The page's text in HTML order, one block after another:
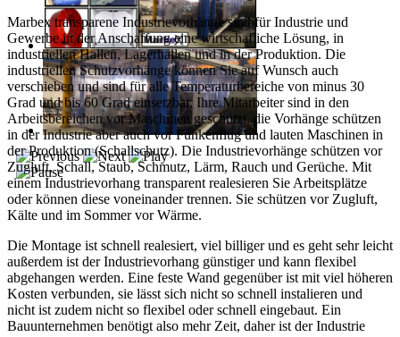
Marbex transparene Industrievorhänge sind für Industrie und
Gewerbe in der Anschaffung eine wirtschafliche Lösung, in
industriellen Hallen, Lagerhallen und in der Produktion. Die
industriellen Schutzvorhänge können Sie auf Wunsch auch
verschieben und sind für alle Temperaturbereiche von minus 30
Grad und bis 60 Grad einsetzbar. Ihre Mitarbeiter sind in den
Arbeitsbereichen vor Maschinen geschützt, die Vorhänge schützen
in der Industrie aber auch vor Funkenflug und lauten Maschinen in
der Produktion (Schallschutz). Die Industrievorhänge schützen vor
Zugluft, Schall, Staub, Schmutz, Lärm, Rauch und Gerüche. Mit
einem Industrievorhang transparent realesieren Sie Arbeitsplätze
oder können diese voneinander trennen. Sie schützen vor Zugluft,
Kälte und im Sommer vor Wärme.
Die Montage ist schnell realesiert, viel billiger und es geht sehr leicht
außerdem ist der Industrievorhang günstiger und kann flexibel
abgehangen werden. Eine feste Wand gegenüber ist mit viel höheren
Kosten verbunden, sie lässt sich nicht so schnell instalieren und
nicht ist zudem nicht so flexibel oder schnell eingebaut. Ein
Bauunternehmen benötigt also mehr Zeit, daher ist der Industrie